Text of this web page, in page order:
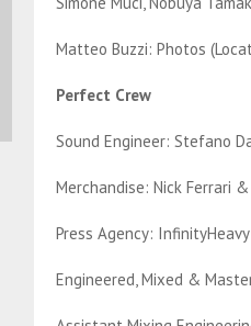
Matteo Buzzi: Photos
Perfect Crew
Sound Engineer: Stefano
Merchandise: Nick Ferrari
Press Agency:
Engineered, Mixed &